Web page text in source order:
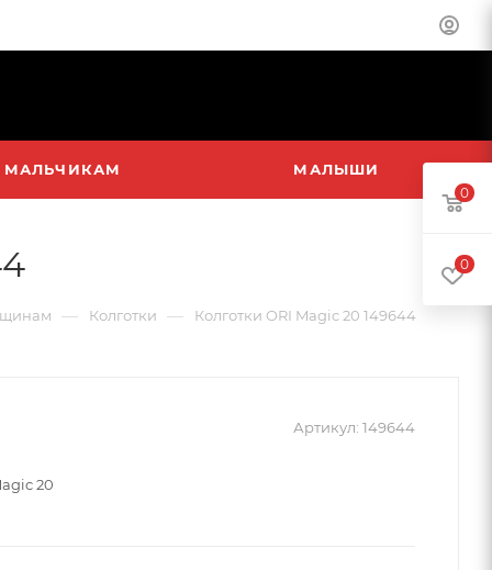
МАЛЬЧИКАМ МАЛЫШИ
— Колготки — Колготки ORI Magic 20 149644
Артикул: 149644
20
0
0